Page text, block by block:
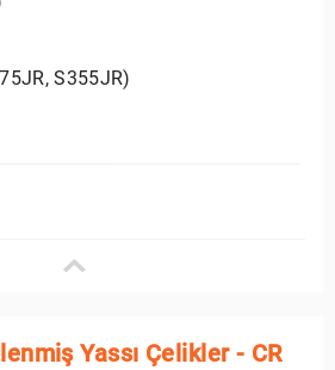
S355JR)
Yassı Çelikler - CR